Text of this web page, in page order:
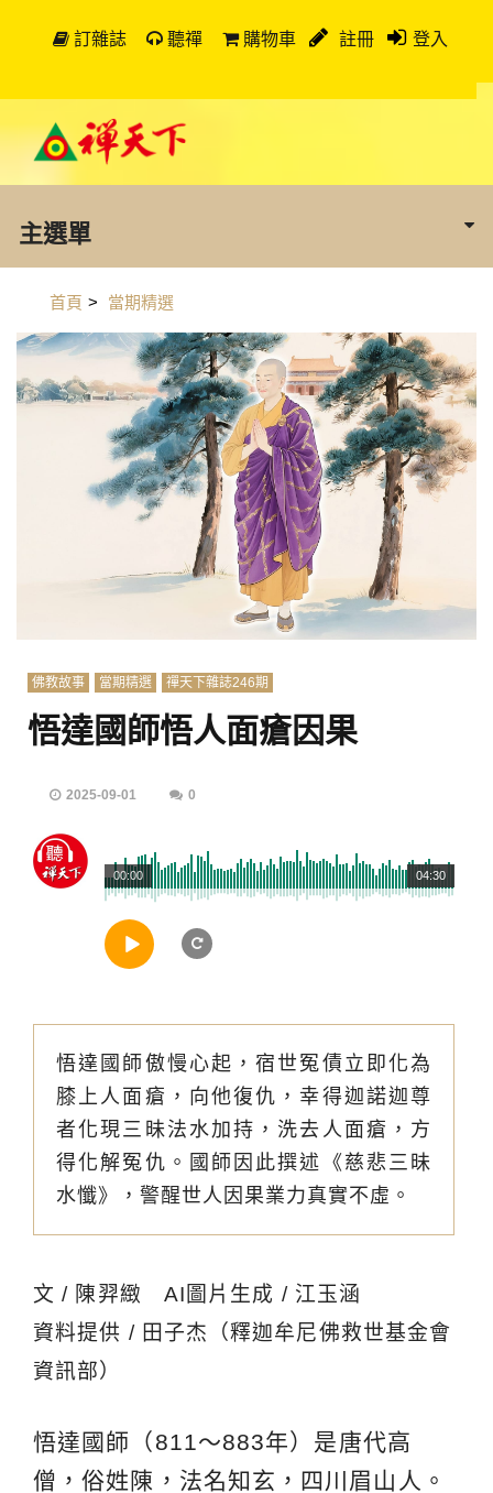
訂雜誌 聽禪 購物車 註冊 登入
主選單
首頁 > 當期精選
佛教故事 當期精選 禪天下雜誌246期
悟達國師悟人面瘡因果
2025-09-01 0
04:30
00:00
悟達國師傲慢心起，宿世冤債立即化為
膝上人面瘡，向他復仇，幸得迦諾迦尊
者化現三昧法水加持，洗去人面瘡，方
得化解冤仇。國師因此撰述《慈悲三昧
水懺》，警醒世人因果業力真實不虛。
文 / 陳羿緻 AI圖片生成 / 江玉涵
資料提供 / 田子杰（釋迦牟尼佛救世基金會
資訊部）
悟達國師（811～883年）是唐代高
僧，俗姓陳，法名知玄，四川眉山人。